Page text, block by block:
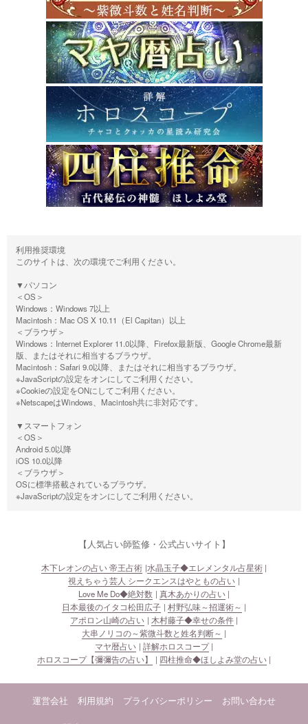
利用推奨環境
このサイトは、次の環境でご利用ください。
▼パソコン
＜OS＞
Windows：Windows 7以上
Macintosh：Mac OS X 10.11（El Capitan）以上
＜ブラウザ＞
Windows：Internet Explorer 11.0以降、Firefox最新版、Google Chrome最新
版、またはそれに相当するブラウザ。
Macintosh：Safari 9.0以降、またはそれに相当するブラウザ。
※JavaScriptの設定をオンにしてご利用ください。
※Cookieの設定をONにしてご利用ください。
※NetscapeはWindows、Macintosh共に非対応です。
▼スマートフォン
＜OS＞
Android 5.0以降
iOS 10.0以降
＜ブラウザ＞
OSに標準搭載されているブラウザ。
※JavaScriptの設定をオンにしてご利用ください。
【人気占い師監修・公式占いサイト】
木下レオンの占い 帝王占術 水晶玉子◆エレメンタル占星術
視えちゃう芸人 シークエンスはやともの占い
Love Me Do◆絶対数
真木あかりの占い
日本最後のイタコ松田広子
村野弘味～招運術～
アポロン山崎の占い
木村藤子◆幸せの条件
大串ノリコの～紫微斗数と姓名判断～
マヤ暦占い
詳解ホロスコープ
ホロスコープ【彌彌告の占い】
四柱推命◆ほしよみ堂の占い
運営会社 利用規約 プライバシーポリシー お問い合わせ